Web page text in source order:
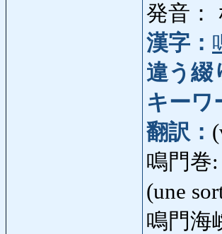
発音：
漢字：
違う綴
キーワ
翻訳：
鳴門巻:
(une
鳴門海